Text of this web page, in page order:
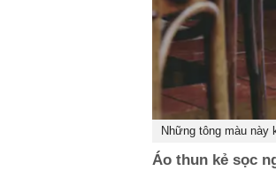
Những tông màu này
Áo thun kẻ sọc